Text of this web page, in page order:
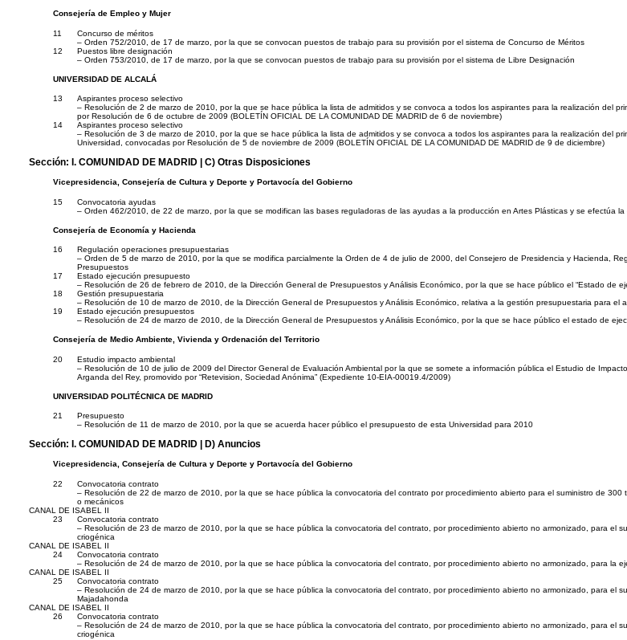
Consejería de Empleo y Mujer
11
Concurso de méritos
– Orden 752/2010, de 17 de marzo, por la que se convocan puestos de trabajo para su provisión por el sistema de Concurso de Méritos
12
Puestos libre designación
– Orden 753/2010, de 17 de marzo, por la que se convocan puestos de trabajo para su provisión por el sistema de Libre Designación
UNIVERSIDAD DE ALCALÁ
13
Aspirantes proceso selectivo
– Resolución de 2 de marzo de 2010, por la que se hace pública la lista de admitidos y se convoca a todos los aspirantes para la realización del
por Resolución de 6 de octubre de 2009 (BOLETÍN OFICIAL DE LA COMUNIDAD DE MADRID de 6 de noviembre)
14
Aspirantes proceso selectivo
– Resolución de 3 de marzo de 2010, por la que se hace pública la lista de admitidos y se convoca a todos los aspirantes para la realización del
Universidad, convocadas por Resolución de 5 de noviembre de 2009 (BOLETÍN OFICIAL DE LA COMUNIDAD DE MADRID de 9 de diciembre)
Sección: I. COMUNIDAD DE MADRID | C) Otras Disposiciones
Vicepresidencia, Consejería de Cultura y Deporte y Portavocía del Gobierno
15
Convocatoria ayudas
– Orden 462/2010, de 22 de marzo, por la que se modifican las bases reguladoras de las ayudas a la producción en Artes Plásticas y se efectúa
Consejería de Economía y Hacienda
16
Regulación operaciones presupuestarias
– Orden de 5 de marzo de 2010, por la que se modifica parcialmente la Orden de 4 de julio de 2000, del Consejero de Presidencia y Hacienda,
Presupuestos
17
Estado ejecución presupuesto
– Resolución de 26 de febrero de 2010, de la Dirección General de Presupuestos y Análisis Económico, por la que se hace público el “Estado de
18
Gestión presupuestaria
– Resolución de 10 de marzo de 2010, de la Dirección General de Presupuestos y Análisis Económico, relativa a la gestión presupuestaria para el
19
Estado ejecución presupuestos
– Resolución de 24 de marzo de 2010, de la Dirección General de Presupuestos y Análisis Económico, por la que se hace público el estado de
Consejería de Medio Ambiente, Vivienda y Ordenación del Territorio
20
Estudio impacto ambiental
– Resolución de 10 de julio de 2009 del Director General de Evaluación Ambiental por la que se somete a información pública el Estudio de
Arganda del Rey, promovido por “Retevision, Sociedad Anónima” (Expediente 10-EIA-00019.4/2009)
UNIVERSIDAD POLITÉCNICA DE MADRID
21
Presupuesto
– Resolución de 11 de marzo de 2010, por la que se acuerda hacer público el presupuesto de esta Universidad para 2010
Sección: I. COMUNIDAD DE MADRID | D) Anuncios
Vicepresidencia, Consejería de Cultura y Deporte y Portavocía del Gobierno
22
Convocatoria contrato
– Resolución de 22 de marzo de 2010, por la que se hace pública la convocatoria del contrato por procedimiento abierto para el suministro de
o mecánicos
CANAL DE ISABEL II
23
Convocatoria contrato
– Resolución de 23 de marzo de 2010, por la que se hace pública la convocatoria del contrato, por procedimiento abierto no armonizado, para
criogénica
CANAL DE ISABEL II
24
Convocatoria contrato
– Resolución de 24 de marzo de 2010, por la que se hace pública la convocatoria del contrato, por procedimiento abierto no armonizado, para la
CANAL DE ISABEL II
25
Convocatoria contrato
– Resolución de 24 de marzo de 2010, por la que se hace pública la convocatoria del contrato, por procedimiento abierto no armonizado, para el
Majadahonda
CANAL DE ISABEL II
26
Convocatoria contrato
– Resolución de 24 de marzo de 2010, por la que se hace pública la convocatoria del contrato, por procedimiento abierto no armonizado, para
criogénica